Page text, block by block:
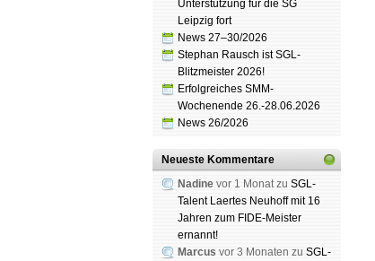
Unterstützung für die SG
Leipzig fort
News 27–30/2026
Stephan Rausch ist SGL-
Blitzmeister 2026!
Erfolgreiches SMM-
Wochenende 26.-28.06.2026
News 26/2026
Neueste Kommentare
Nadine vor 1 Monat zu SGL-
Talent Laertes Neuhoff mit 16
Jahren zum FIDE-Meister
ernannt!
Marcus vor 3 Monaten zu SGL-